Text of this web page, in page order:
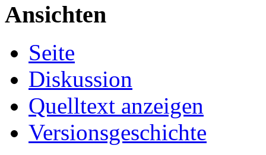
Ansichten
Seite
Diskussion
Quelltext anzeigen
Versionsgeschichte